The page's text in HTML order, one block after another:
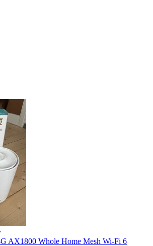
AX1800 Whole Home Mesh Wi-Fi 6